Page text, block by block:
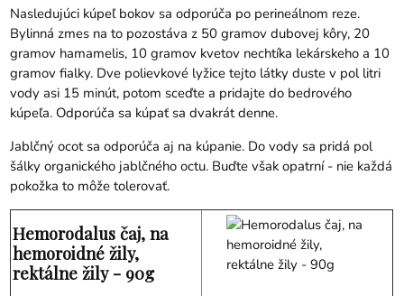
Nasledujúci kúpeľ bokov sa odporúča po perineálnom reze.
Bylinná zmes na to pozostáva z 50 gramov dubovej kôry, 20
gramov hamamelis, 10 gramov kvetov nechtíka lekárskeho a 10
gramov fialky. Dve polievkové lyžice tejto látky duste v pol litri
vody asi 15 minút, potom sceďte a pridajte do bedrového
kúpeľa. Odporúča sa kúpať sa dvakrát denne.
Jablčný ocotsa odporúča aj na kúpanie. Do vody sa pridá pol
šálky organického jablčného octu. Buďte však opatrní - nie každá
pokožka to môže tolerovať.
Hemorodalus čaj, na
hemoroidné žily,
rektálne žily - 90g